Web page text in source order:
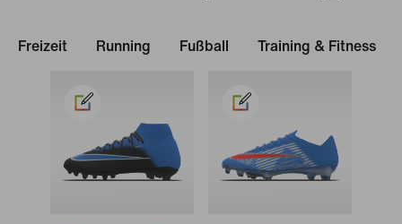
Freizeit Running Fußball Training & Fitness